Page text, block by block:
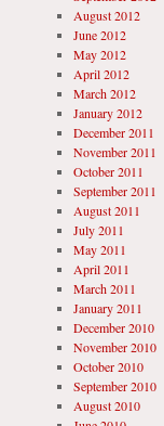
August 2012
June 2012
May 2012
April 2012
March 2012
January 2012
December 2011
November 2011
October 2011
September 2011
August 2011
July 2011
May 2011
April 2011
March 2011
January 2011
December 2010
November 2010
October 2010
September 2010
August 2010